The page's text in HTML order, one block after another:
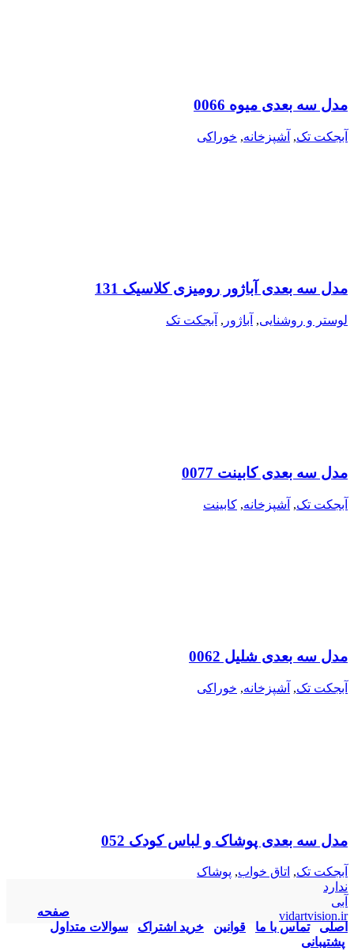
مدل سه بعدی میوه 0066
آبجکت تک, آشپزخانه, خوراکی
مدل سه بعدی آباژور رومیزی کلاسیک 131
لوستر و روشنایی, آباژور , آبجکت تک
مدل سه بعدی کابینت 0077
آبجکت تک, آشپزخانه, کابینت
مدل سه بعدی شلیل 0062
آبجکت تک, آشپزخانه, خوراکی
مدل سه بعدی پوشاک و لباس کودک 052
آبجکت تک, اتاق خواب, پوشاک
ندارد
آبی
vidartvision.ir
صفحه
اصلی
تماس با ما قوانین خرید اشتراک
سوالات متداول
پشتیبانی